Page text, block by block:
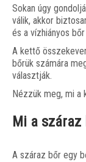
Sokan úgy
válik, akkor
és a vízhiányos
A kettő
bőrük számára
választják.
Nézzük meg, mi a
Mi a száraz
A száraz bőr egy